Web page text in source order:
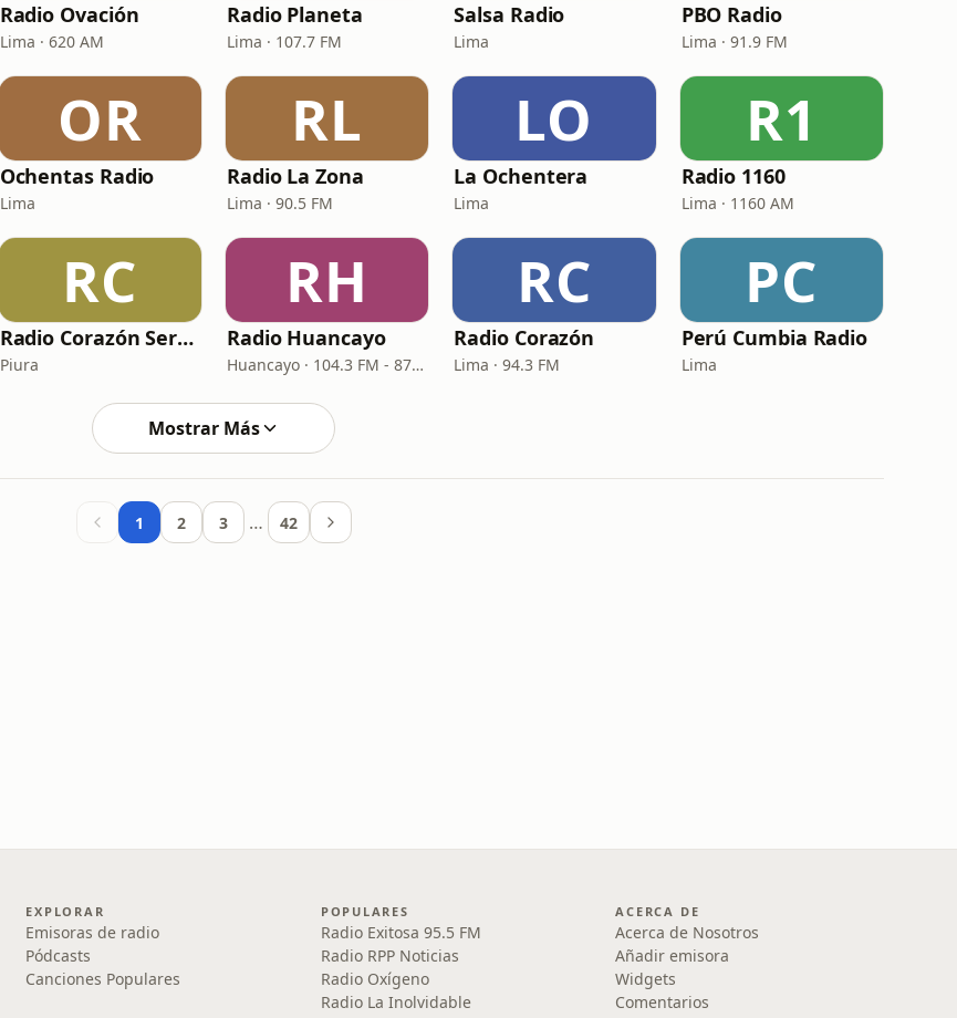
Radio Ovación
Lima · 620 AM
Radio Planeta
Lima · 107.7 FM
Salsa Radio
Lima
PBO Radio
Lima · 91.9 FM
OR
Ochentas Radio
Lima
RL
Radio La Zona
Lima · 90.5 FM
LO
La Ochentera
Lima
R1
Radio 1160
Lima · 1160 AM
RC
Radio Corazón Serrano
Piura
RH
Radio Huancayo
Huancayo · 104.3 FM - 870 AM
RC
Radio Corazón
Lima · 94.3 FM
PC
Perú Cumbia Radio
Lima
Mostrar Más
1 2 3 … 42
EXPLORAR
Emisoras de radio
Pódcasts
Canciones Populares
POPULARES
Radio Exitosa 95.5 FM
Radio RPP Noticias
Radio Oxígeno
Radio La Inolvidable
ACERCA DE
Acerca de Nosotros
Añadir emisora
Widgets
Comentarios